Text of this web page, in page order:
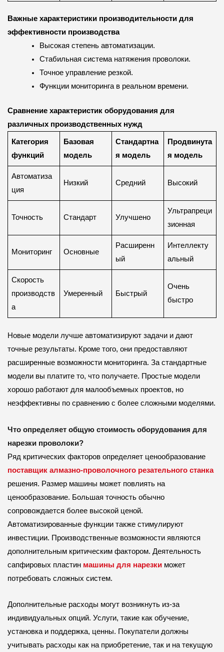
Важные характеристики производительности для
эффективности производства
Высокая степень автоматизации.
Стабильная система натяжения проволоки.
Точное управление резкой.
Функции мониторинга в реальном времени.
Сравнение характеристик оборудования для
различных производственных нужд
Категория
функций
Базовая
модель
Стандартна
я модель
Продвинута
я модель
Автоматиза
ция
Низкий Средний Высокий
Точность Стандарт Улучшено
Ультрапреци
зионная
Мониторинг Основные
Расширенн
ый
Интеллекту
альный
Скорость
производств
а
Умеренный Быстрый
Очень
быстро
Новые модели лучше автоматизируют задачи и дают
точные результаты. Кроме того, они предоставляют
расширенные возможности мониторинга. За стандартные
модели вы платите то, что получаете. Простые модели
хорошо работают для малообъемных проектов, но
неэффективны по сравнению с более сложными моделями.
Что определяет общую стоимость оборудования для
нарезки проволоки?
Ряд критических факторов определяет ценообразование
поставщик алмазно-проволочного резательного станка
решения. Размер машины может повлиять на
ценообразование. Большая точность обычно
сопровождается более высокой ценой.
Автоматизированные функции также стимулируют
инвестиции. Производственные возможности являются
дополнительным критическим фактором. Деятельность
сапфировых пластин машины для нарезки может
потребовать сложных систем.
Дополнительные расходы могут возникнуть из-за
индивидуальных опций. Услуги, такие как обучение,
установка и поддержка, ценны. Покупатели должны
учитывать расходы как на приобретение, так и на текущую